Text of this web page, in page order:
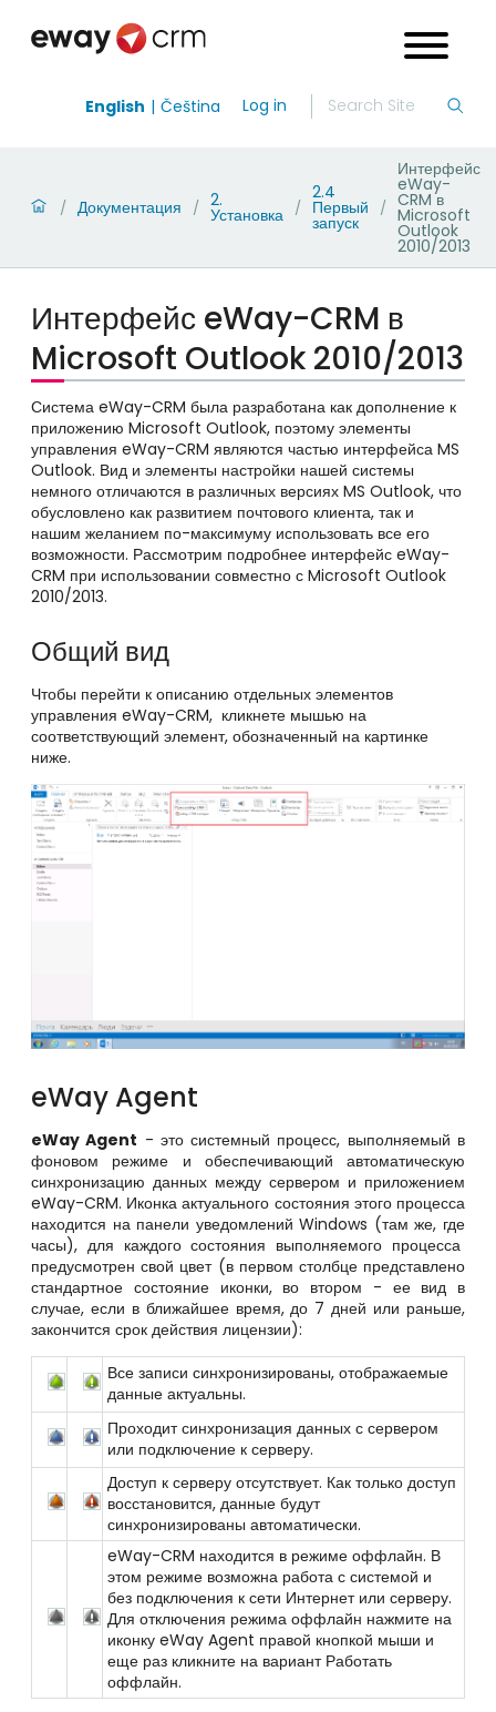
English Čeština Log in
/ Документация / 2.
Установка /
2.4
Первый
запуск
/
Интерфейс
eWay-
CRM в
Microsoft
Outlook
2010/2013
Интерфейс eWay-CRM в
Microsoft Outlook 2010/2013
Система eWay-CRM была разработана как дополнение к
приложению Microsoft Outlook, поэтому элементы
управления eWay-CRM являются частью интерфейса MS
Outlook. Вид и элементы настройки нашей системы
немного отличаются в различных версиях MS Outlook, что
обусловлено как развитием почтового клиента, так и
нашим желанием по-максимуму использовать все его
возможности. Рассмотрим подробнее интерфейс eWay-
CRM при использовании совместно с Microsoft Outlook
2010/2013.
Общий вид
Чтобы перейти к описанию отдельных элементов
управления eWay-CRM, кликнете мышью на
соответствующий элемент, обозначенный на картинке
ниже.
eWay Agent
eWay Agent - это системный процесс, выполняемый в
фоновом режиме и обеспечивающий автоматическую
синхронизацию данных между сервером и приложением
eWay-CRM. Иконка актуального состояния этого процесса
находится на панели уведомлений Windows (там же, где
часы), для каждого состояния выполняемого процесса
предусмотрен свой цвет (в первом столбце представлено
стандартное состояние иконки, во втором - ее вид в
случае, если в ближайшее время, до 7 дней или раньше,
закончится срок действия лицензии):
Все записи синхронизированы, отображаемые
данные актуальны.
Проходит синхронизация данных с сервером
или подключение к серверу.
Доступ к серверу отсутствует. Как только доступ
восстановится, данные будут
синхронизированы автоматически.
eWay-CRM находится в режиме оффлайн. В
этом режиме возможна работа с системой и
без подключения к сети Интернет или серверу.
Для отключения режима оффлайн нажмите на
иконкуeWay Agent правой кнопкой мыши и
еще раз кликните на вариант Работать
оффлайн.